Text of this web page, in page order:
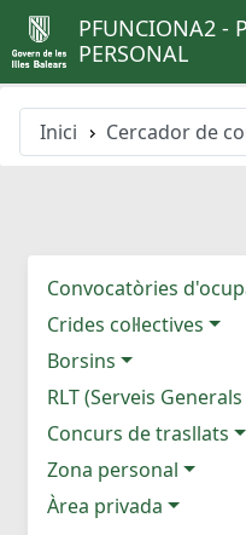
PFUNCIONA2 -
PERSONAL
Inici Cercador de
Convocatòries
Crides col·lectives
Borsins
RLT (Serveis Generals
Concurs de trasllats
Zona personal
Àrea privada